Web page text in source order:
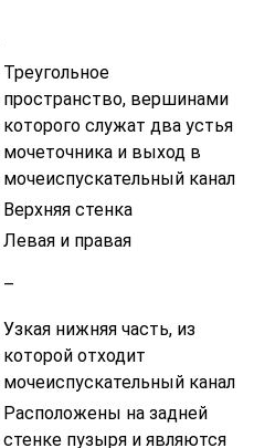
Треугольное
пространство, вершинами
которого служат два устья
мочеточника и выход в
мочеиспускательный канал
Верхняя стенка
Левая и правая
–
Узкая нижняя часть, из
которой отходит
мочеиспускательный канал
Расположены на задней
стенке пузыря и являются